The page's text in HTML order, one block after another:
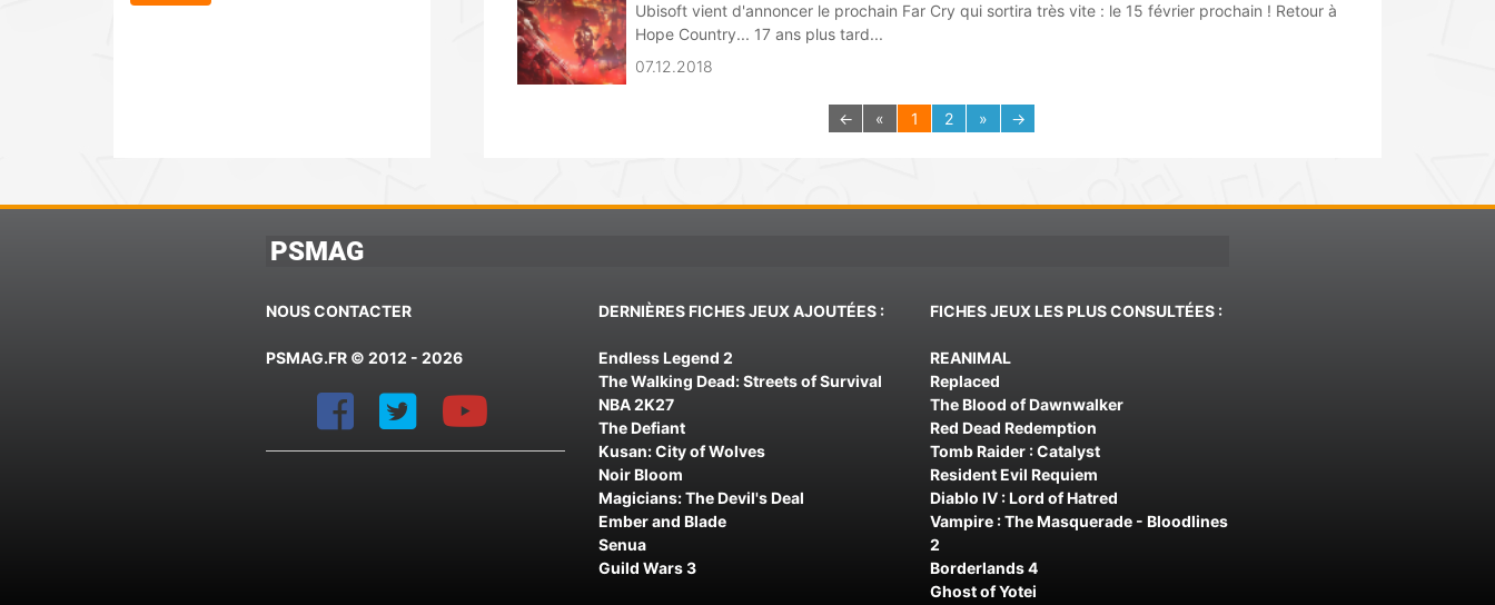
Ubisoft vient d'annoncer le prochain Far Cry qui sortira très vite : le 15 février prochain ! Retour à
Hope Country... 17 ans plus tard...
07.12.2018
← « 1 2 » →
PSMAG
NOUS CONTACTER
PSMAG.FR © 2012 - 2026
DERNIÈRES FICHES JEUX AJOUTÉES :
Endless Legend 2
The Walking Dead: Streets of Survival
NBA 2K27
The Defiant
Kusan: City of Wolves
Noir Bloom
Magicians: The Devil's Deal
Ember and Blade
Senua
Guild Wars 3
FICHES JEUX LES PLUS CONSULTÉES :
REANIMAL
Replaced
The Blood of Dawnwalker
Red Dead Redemption
Tomb Raider : Catalyst
Resident Evil Requiem
Diablo IV : Lord of Hatred
Vampire : The Masquerade - Bloodlines
2
Borderlands 4
Ghost of Yotei